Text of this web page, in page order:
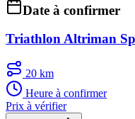
Date à confirmer
Triathlon Altriman
20 km
Heure à confirmer
Prix à vérifier